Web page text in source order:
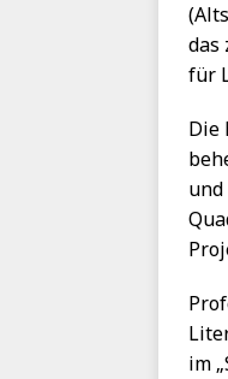
das
für
Die
und
im